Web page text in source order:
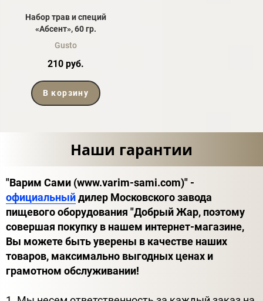
Набор трав и специй
«Абсент», 60 гр.
Gusto
210 руб.
В корзину
Наши гарантии
"Варим Сами (www.varim-sami.com)" -
официальныйдилер Московского завода
пищевого оборудования "Добрый Жар, поэтому
совершая покупку в нашем интернет-магазине,
Вы можете быть уверены в качестве наших
товаров, максимально выгодных ценах и
грамотном обслуживании!